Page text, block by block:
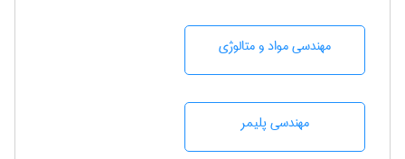
مهندسی مواد و متالوژی
مهندسی پليمر